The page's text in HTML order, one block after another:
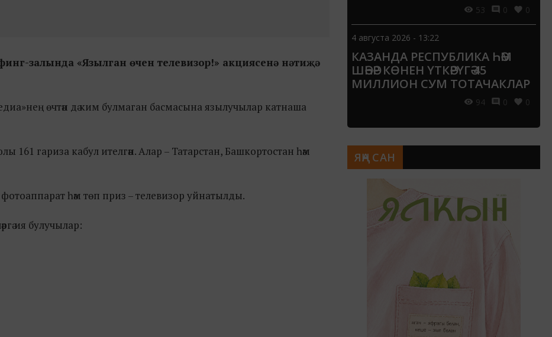
залында «Язылган өчен телевизор!» акциясенә нәтиҗә
өчтән дә ким булмаган басмасына язылучылар катнаша
гариза кабул ителгән. Алар – Татарстан, Башкортостан һәм
һәм төп приз – телевизор уйнатылды.
ия булучылар:
53 0 0
4 августа 2026 - 13:22
КАЗАНДА РЕСПУБЛИКА ҺӘМ
ШӘҺӘР КӨНЕН ҮТКӘРҮГӘ 45
МИЛЛИОН СУМ ТОТАЧАКЛАР
94 0 0
ЯҢА САН